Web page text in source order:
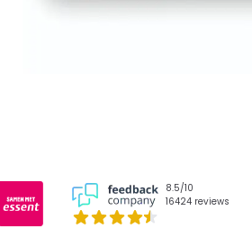
8.5/10
16424 reviews